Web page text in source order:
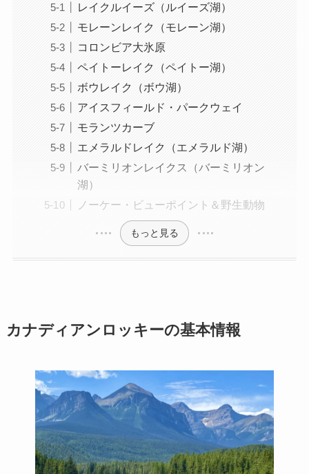
レイクルイーズ（ルイーズ湖）
モレーンレイク（モレーン湖）
コロンビア大氷原
ペイトーレイク（ペイトー湖）
ボウレイク（ボウ湖）
アイスフィールド・パークウェイ
モランツカーブ
エメラルドレイク（エメラルド湖）
バーミリオンレイクス（バーミリオン
湖）
ノーケー・ビューポイント＆野生動物
もっと見る
カナディアンロッキーの基本情報